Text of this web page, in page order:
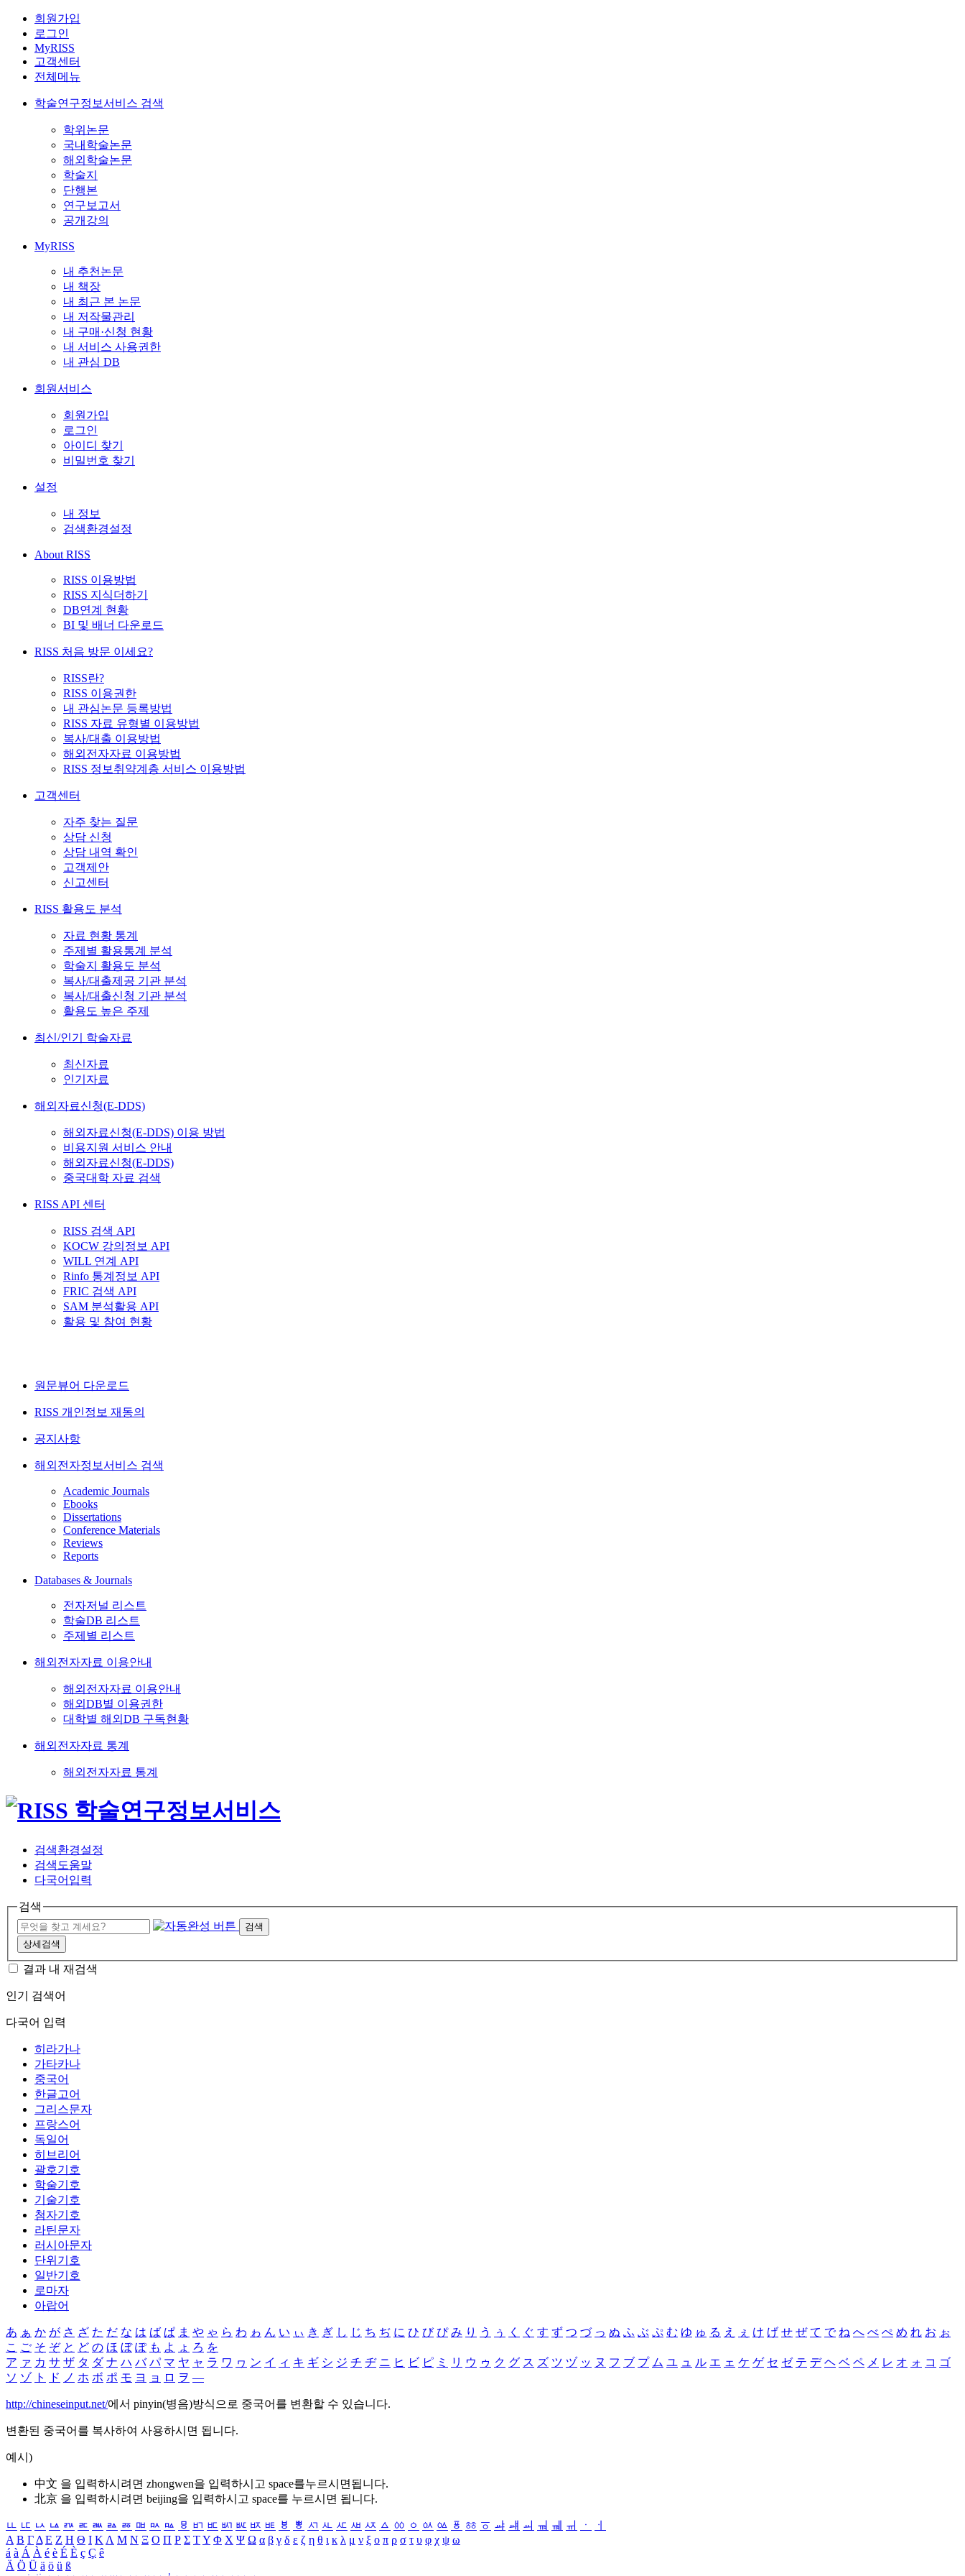
회원가입
로그인
MyRISS
고객센터
전체메뉴
학술연구정보서비스 검색
학위논문
국내학술논문
해외학술논문
학술지
단행본
연구보고서
공개강의
MyRISS
내 추천논문
내 책장
내 최근 본 논문
내 저작물관리
내 구매·신청 현황
내 서비스 사용권한
내 관심 DB
회원서비스
회원가입
로그인
아이디 찾기
비밀번호 찾기
설정
내 정보
검색환경설정
About RISS
RISS 이용방법
RISS 지식더하기
DB연계 현황
BI 및 배너 다운로드
RISS 처음 방문 이세요?
RISS란?
RISS 이용권한
내 관심논문 등록방법
RISS 자료 유형별 이용방법
복사/대출 이용방법
해외전자자료 이용방법
RISS 정보취약계층 서비스 이용방법
고객센터
자주 찾는 질문
상담 신청
상담 내역 확인
고객제안
신고센터
RISS 활용도 분석
자료 현황 통계
주제별 활용통계 분석
학술지 활용도 분석
복사/대출제공 기관 분석
복사/대출신청 기관 분석
활용도 높은 주제
최신/인기 학술자료
최신자료
인기자료
해외자료신청(E-DDS)
해외자료신청(E-DDS) 이용 방법
비용지원 서비스 안내
해외자료신청(E-DDS)
중국대학 자료 검색
RISS API 센터
RISS 검색 API
KOCW 강의정보 API
WILL 연계 API
Rinfo 통계정보 API
FRIC 검색 API
SAM 분석활용 API
활용 및 참여 현황
원문뷰어 다운로드
RISS 개인정보 재동의
공지사항
해외전자정보서비스 검색
Academic Journals
Ebooks
Dissertations
Conference Materials
Reviews
Reports
Databases & Journals
전자저널 리스트
학술DB 리스트
주제별 리스트
해외전자자료 이용안내
해외전자자료 이용안내
해외DB별 이용권한
대학별 해외DB 구독현황
해외전자자료 통계
해외전자자료 통계
검색환경설정
검색도움말
다국어입력
검색
검색
상세검색
결과 내 재검색
인기 검색어
다국어 입력
히라가나
가타카나
중국어
한글고어
그리스문자
프랑스어
독일어
히브리어
괄호기호
학술기호
기술기호
첨자기호
라틴문자
러시아문자
단위기호
일반기호
로마자
아랍어
あ ぁ か が さ ざ た だ な は ば ぱ ま や ゃ ら わ ゎ ん い ぃ き ぎ し じ ち ぢ に ひ び ぴ み り う ぅ く ぐ す ず つ づ っ ぬ ふ ぶ ぷ む ゆ ゅ る え ぇ け げ せ ぜ て で ね へ べ ぺ め れ お ぉ
こ ご そ ぞ と ど の ほ ぼ ぽ も よ ょ ろ を
ア ァ カ サ ザ タ ダ ナ ハ バ パ マ ヤ ャ ラ ワ ヮ ン イ ィ キ ギ シ ジ チ ヂ ニ ヒ ビ ピ ミ リ ウ ゥ ク グ ス ズ ツ ヅ ッ ヌ フ ブ プ ム ユ ュ ル エ ェ ケ ゲ セ ゼ テ デ ヘ ベ ペ メ レ オ ォ コ ゴ
ソ ゾ ト ド ノ ホ ボ ポ モ ヨ ョ ロ ヲ ―
http://chineseinput.net/에서 pinyin(병음)방식으로 중국어를 변환할 수 있습니다.
변환된 중국어를 복사하여 사용하시면 됩니다.
예시)
中文 을 입력하시려면 zhongwen을 입력하시고 space를누르시면됩니다.
北京 을 입력하시려면 beijing을 입력하시고 space를 누르시면 됩니다.
ㅥ ㅦ ㅧ ㅨ ㅩ ㅪ ㅫ ㅬ ㅭ ㅮ ㅯ ㅰ ㅱ ㅲ ㅳ ㅴ ㅵ ㅶ ㅷ ㅸ ㅹ ㅺ ㅻ ㅼ ㅽ ㅾ ㅿ ㆀ ㆁ ㆂ ㆃ ㆄ ㆅ ㆆ ㆇ ㆈ ㆉ ㆊ ㆋ ㆌ ㆍ
ㆎ
Α Β ΓΔ Ε Ζ Η Θ Ι ΚΛ Μ Ν Ξ Ο Π Ρ Σ ΤΥ Φ Χ Ψ Ω α β γ δ ε ζ η θ ι κ λ μ ν ξ ο π ρ σ τ υ φ χ ψ ω
á à Á À é è É È ç Ç ê
Ä Ö Ü ä ö ü ß